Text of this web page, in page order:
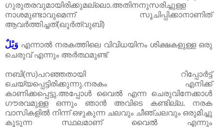
ഗുരുതരവുമായിരിക്കുമല്ലൊ.അതിനനുസരിച്ചുള്ള
നാശമുണ്ടാവുമെന്ന് സൂചിപ്പിക്കാനാണിത്
ആവർത്തിച്ചത്(ഖുർത്വുബി)
وَيْلٌ എന്നാൽ നരകത്തിലെ വിവിധയിനം ശിക്ഷകളുള്ള ഒരു
ചെരുവ് എന്നും അർത്ഥമുണ്ട്
നബി(സ)പറഞ്ഞതായി റിപ്പോർട്ട്
ചെയ്യപ്പെട്ടിരിക്കുന്നു.നരകം എനിക്ക്
കാണിക്കപ്പെട്ടു.അപ്പോൾ വൈൽ എന്ന ചെരുവിനേക്കാൾ
ഗൗരവമുള്ള ഒന്നും ഞാൻ അവിടെ കണ്ടില്ല. നരക
വാസികളിൽ നിന്ന് ഒഴുകുന്ന ചലവും ചീഞ്ചലവും ഒരുമിച്ചു
കൂടുന്ന സ്ഥലമാണ്‌ വൈൽ എന്നും